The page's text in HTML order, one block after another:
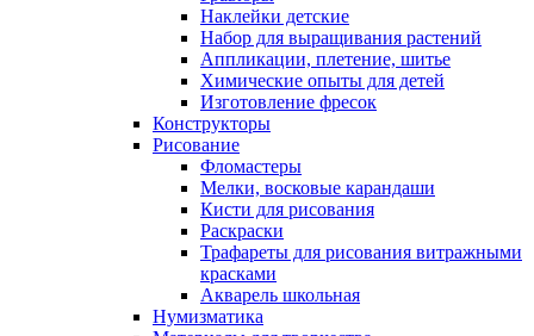
Наклейки детские
Набор для выращивания растений
Аппликации, плетение, шитье
Химические опыты для детей
Изготовление фресок
Конструкторы
Рисование
Фломастеры
Мелки, восковые карандаши
Кисти для рисования
Раскраски
Трафареты для рисования витражными
красками
Акварель школьная
Нумизматика